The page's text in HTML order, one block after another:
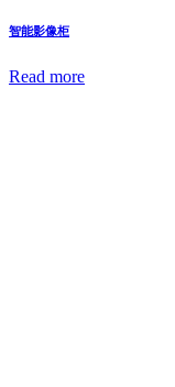
智能影像柜
Read more